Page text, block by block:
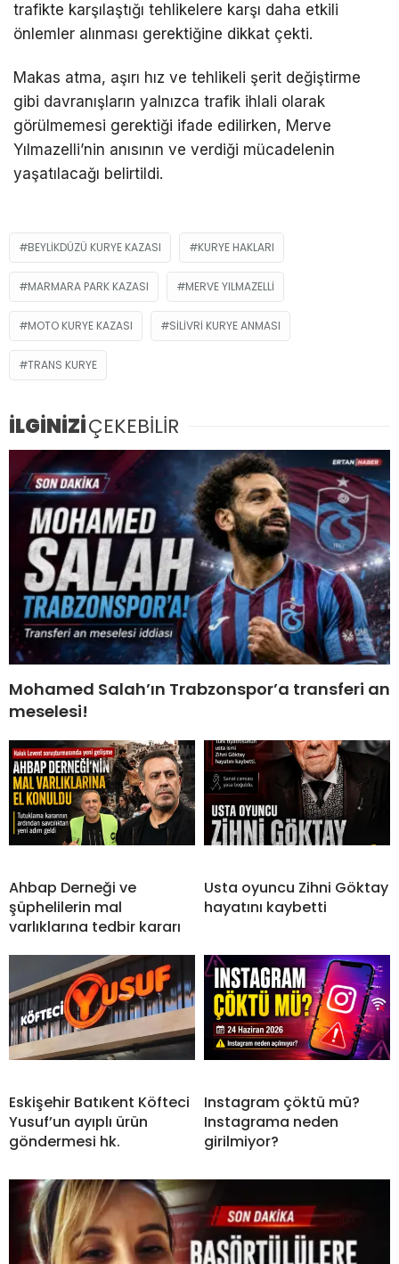
trafikte karşılaştığı tehlikelere karşı daha etkili
önlemler alınması gerektiğine dikkat çekti.
Makas atma, aşırı hız ve tehlikeli şerit değiştirme
gibi davranışların yalnızca trafik ihlali olarak
görülmemesi gerektiği ifade edilirken, Merve
Yılmazelli’nin anısının ve verdiği mücadelenin
yaşatılacağı belirtildi.
BEYLIKDÜZÜ KURYE KAZASI KURYE HAKLARI
MARMARA PARK KAZASI MERVE YILMAZELLI
MOTO KURYE KAZASI SILIVRI KURYE ANMASI
TRANS KURYE
İLGİNİZİÇEKEBİLİR
Mohamed Salah’ın Trabzonspor’a transferi an
meselesi!
Ahbap Derneği ve
şüphelilerin mal
varlıklarına tedbir kararı
Usta oyuncu Zihni Göktay
hayatını kaybetti
Eskişehir Batıkent Köfteci
Yusuf’un ayıplı ürün
göndermesi hk.
Instagram çöktü mü?
Instagrama neden
girilmiyor?